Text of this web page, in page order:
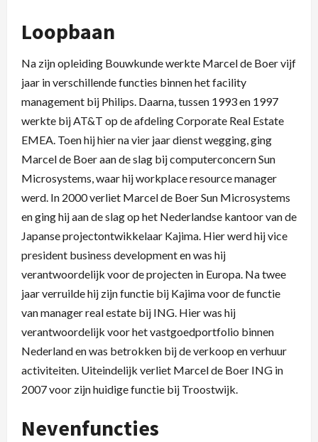
Loopbaan
Na zijn opleiding Bouwkunde werkte Marcel de Boer vijf
jaar in verschillende functies binnen het facility
management bij Philips. Daarna, tussen 1993 en 1997
werkte bij AT&T op de afdeling Corporate Real Estate
EMEA. Toen hij hier na vier jaar dienst wegging, ging
Marcel de Boer aan de slag bij computerconcern Sun
Microsystems, waar hij workplace resource manager
werd. In 2000 verliet Marcel de Boer Sun Microsystems
en ging hij aan de slag op het Nederlandse kantoor van de
Japanse projectontwikkelaar Kajima. Hier werd hij vice
president business development en was hij
verantwoordelijk voor de projecten in Europa. Na twee
jaar verruilde hij zijn functie bij Kajima voor de functie
van manager real estate bij ING. Hier was hij
verantwoordelijk voor het vastgoedportfolio binnen
Nederland en was betrokken bij de verkoop en verhuur
activiteiten. Uiteindelijk verliet Marcel de Boer ING in
2007 voor zijn huidige functie bij Troostwijk.
Nevenfuncties